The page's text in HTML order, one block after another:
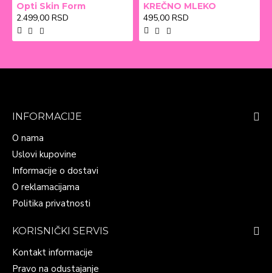
Opti Skin Form
2.499,00 RSD
KREČNO MLEKO
495,00 RSD
INFORMACIJE
O nama
Uslovi kupovine
Informacije o dostavi
O reklamacijama
Politika privatnosti
KORISNIČKI SERVIS
Kontakt informacije
Pravo na odustajanje